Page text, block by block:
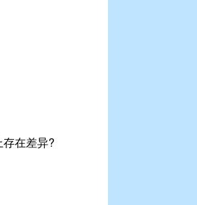
在差异?